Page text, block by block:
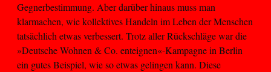
Gegnerbestimmung. Aber darüber hinaus muss man
klarmachen, wie kollektives Handeln im Leben der Menschen
tatsächlich etwas verbessert. Trotz aller Rückschläge war die
»Deutsche Wohnen & Co. enteignen«-Kampagne in Berlin
ein gutes Beispiel, wie so etwas gelingen kann. Diese